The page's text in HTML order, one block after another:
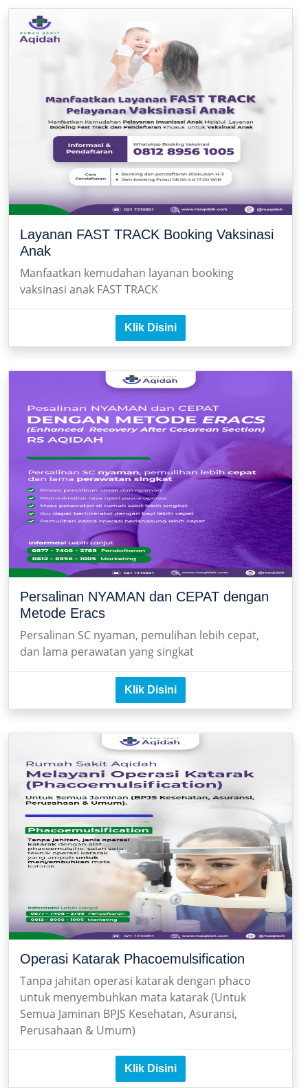
Layanan FAST TRACK Booking Vaksinasi
Anak
Manfaatkan kemudahan layanan booking
vaksinasi anak FAST TRACK
Klik Disini
Persalinan NYAMAN dan CEPAT dengan
Metode Eracs
Persalinan SC nyaman, pemulihan lebih cepat,
dan lama perawatan yang singkat
Klik Disini
Operasi Katarak Phacoemulsification
Tanpa jahitan operasi katarak dengan phaco
untuk menyembuhkan mata katarak (Untuk
Semua Jaminan BPJS Kesehatan, Asuransi,
Perusahaan & Umum)
Klik Disini